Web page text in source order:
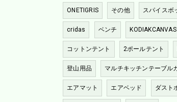
ONETIGRIS その他 スパイスボ
cridas ベンチ KODIAKCANVAS
コットンテント 2ポールテント
登山用品 マルチキッチンテーブル
エアマット エアベッド ダスト